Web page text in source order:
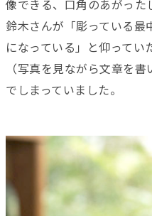
像できる、口角のあがった
鈴木さんが「彫っている最
になっている」と仰ってい
（写真を見ながら文章を
でしまっていました。